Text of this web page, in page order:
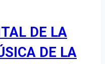
DE LA
DE LA